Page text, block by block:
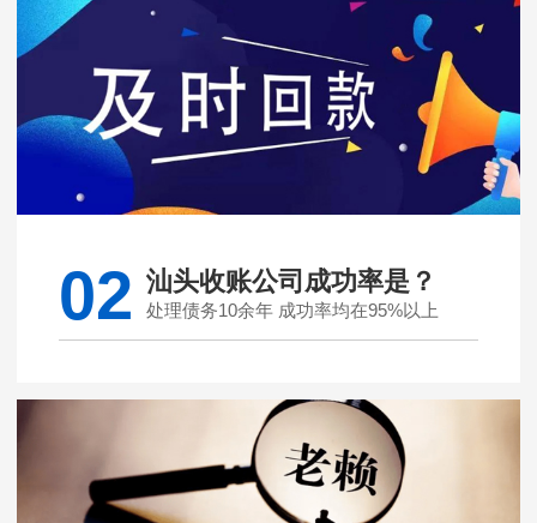
02 汕头收账公司成功率是？
处理债务10余年 成功率均在95%以上